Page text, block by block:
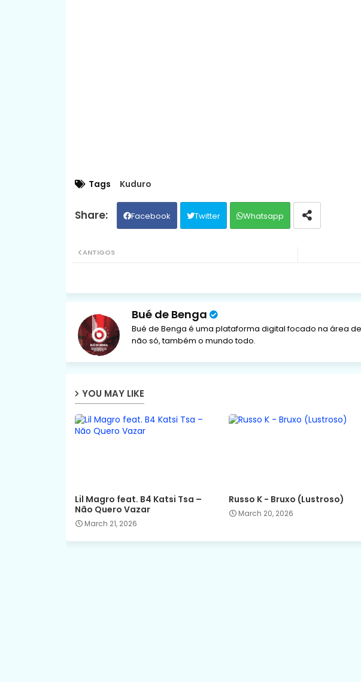
Tags Kuduro
Facebook Twitter Whatsapp
ANTIGOS
Bué de Benga
Bué de Benga é uma plataforma digital focado na área
não só, também o mundo todo.
YOU MAY LIKE
Lil Magro feat. B4 Katsi Tsa –
Não Quero Vazar
March 21, 2026
Russo K - Bruxo (Lustroso)
March 20, 2026